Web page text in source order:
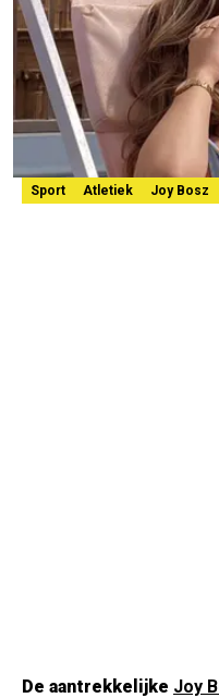
Sport Atletiek Joy Bosz
De aantrekkelijke Joy